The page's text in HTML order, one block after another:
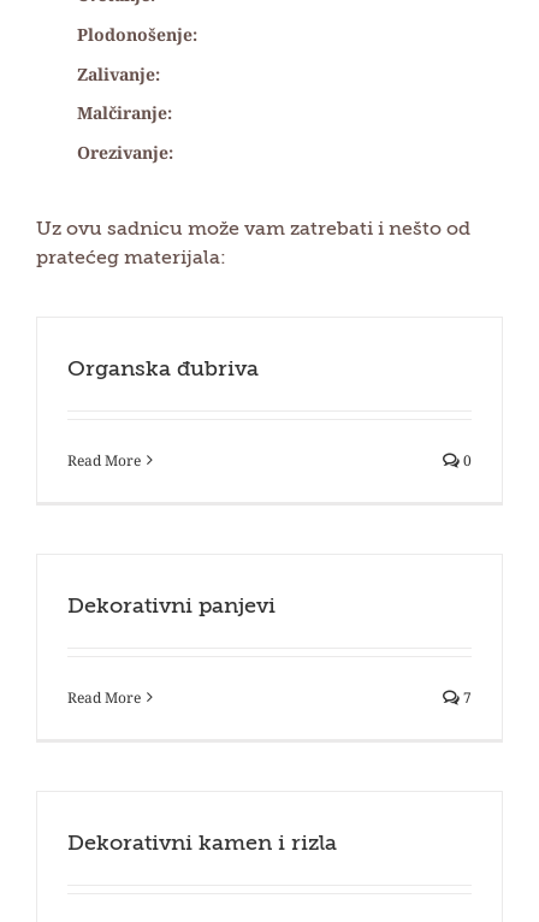
Plodonošenje:
Zalivanje:
Malčiranje:
Orezivanje:
Uz ovu sadnicu može vam zatrebati i nešto od
pratećeg materijala:
Organska đubriva
Read More 0
Dekorativni panjevi
Read More 7
Dekorativni kamen i rizla